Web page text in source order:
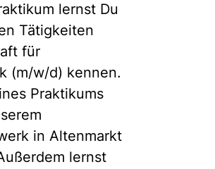
lernst Du
Tätigkeiten
für
(m/w/d) kennen.
Praktikums
in Altenmarkt
lernst